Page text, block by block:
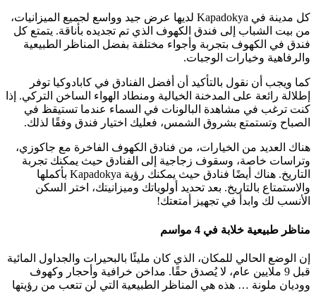
كل مدينة في Kapadokya لديها عرض جيد وواسع لجميع الميزانيات،
من بيت الشباب إلى فندق الكهوف الذي تم تجديده بأناقة. يتمتع كل
فندق في الكهوف بتجربة وأجواء مختلفة بفضل المناظر الطبيعية
والرفاهية وخيارات الوجبات.
كما ويجب أن نقول بالتأكيد أن أفضل الفنادق في كابادوكيا توفر
إطلالة رائعة على المدخنة الخيالية ومنطاد الهواء الساخن التركي. إذا
كنت ترغب في مشاهدة البالونات في السماء عندما تستيقظ في
الصباح وتستمتع بشروق الشمس، فعليك اختيار فندق وفقًا لذلك.
هناك العديد من الخيارات، من فنادق الكهوف الفاخرة مع جاكوزي،
وتراسات خاصة، وسقوف زجاجية إلى الفنادق حيث يمكنك تجربة
التاريخ. هناك أيضًا فنادق حيث يمكنك رؤية Kapadokya بأكملها
والاستمتاع بالتاريخ. بعد تحديد أولوياتك وميزانيتك، اختر السكن
الأنسب لك وابدأ في تجهيز أمتعتك!
مناظر طبيعية خلابة في 4 مواسم
إن الوضع الحالي للمكان، الذي كان مليئًا بالبحيرات والجداول المائية
قبل 9 ملايين عام، لا يُصدق حقًا. مداخن خرافية وأحجار وكهوف
ووديان ملونة … هذه هي المناظر الطبيعية التي لن تتعب من رؤيتها